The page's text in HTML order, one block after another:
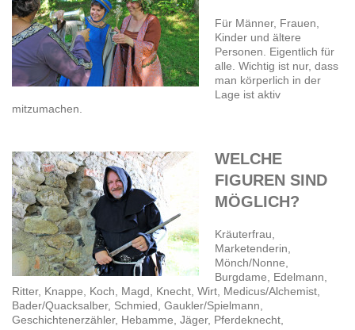
Für Männer, Frauen,
Kinder und ältere
Personen. Eigentlich für
alle. Wichtig ist nur, dass
man körperlich in der
Lage ist aktiv
mitzumachen.
WELCHE
FIGUREN SIND
MÖGLICH?
Kräuterfrau,
Marketenderin,
Mönch/Nonne,
Burgdame, Edelmann,
Ritter, Knappe, Koch, Magd, Knecht, Wirt, Medicus/Alchemist,
Bader/Quacksalber, Schmied, Gaukler/Spielmann,
Geschichtenerzähler, Hebamme, Jäger, Pferdeknecht,